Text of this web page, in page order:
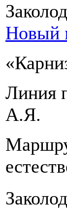
Новый
Линия
А.Я.